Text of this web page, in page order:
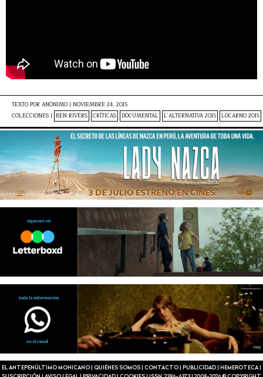
TEXTO POR ANÓNIMO | NOVIEMBRE 24, 2015
COLECCIONES | BEN RIVERS CRÍTICAS DOCUMENTAL L'ALTERNATIVA 2015 LOCARNO 2015
EL ANTEPENÚLTIMO MOHICANO QUIÉNES SOMOS CONTACTO PUBLICIDAD HEMEROTECA|